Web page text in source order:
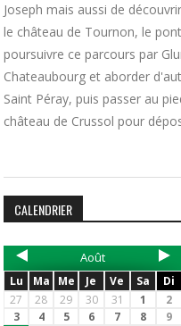
Joseph mais aussi de
le château de Tournon, le
poursuivre ce parcours par
Chateaubourg et aborder
Saint Péray, puis passer au
château de Crussol pour
CALENDRIER
Août
Lu Ma Me Je Ve Sa
Di
27
28 29 30 31 1
2
3
4 5 6 7 8
9